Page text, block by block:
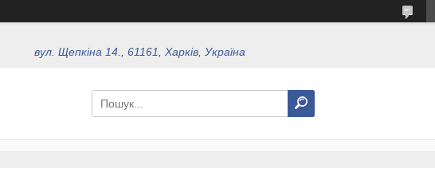
вул. Щепкіна 14., 61161, Харків, Україна